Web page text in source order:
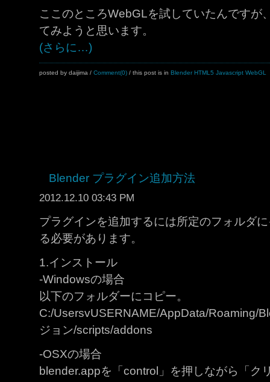
ここのところWebGLを試していたんですが
てみようと思います。
(さらに…)
posted by daijima / Comment(0) / this post is in Blender HTML5 Javascript WebGL
Blender プラグイン追加方法
2012.12.10 03:43 PM
プラグインを追加するには所定のフォルダ
る必要があります。
1.インストール
-Windowsの場合
以下のフォルダーにコピー。
C:/UsersvUSERNAME/AppData/Roaming/
ジョン/scripts/addons
-OSXの場合
blender.appを「control」を押しながら「ク